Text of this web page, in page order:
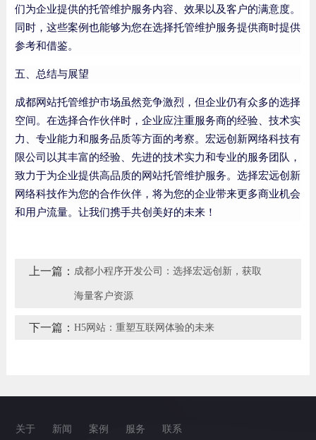
们为企业提供的托管维护服务内容、效果以及客户的满意度。
同时，这些案例也能够为您在选择托管维护服务提供商时提供
参考和借鉴。
五、总结与展望
成都网站托管维护市场虽然竞争激烈，但企业仍有众多的选择
空间。在选择合作伙伴时，企业应注重服务商的经验、技术实
力、专业能力和服务品质等方面的考察。宏远创新网络科技有
限公司以其丰富的经验、先进的技术实力和专业的服务团队，
致力于为企业提供高品质的网站托管维护服务。选择宏远创新
网络科技作为您的合作伙伴，将为您的企业带来更多商业机会
和用户流量。让我们携手共创美好的未来！
上一篇： 成都小程序开发公司：选择宏远创新，获取
海量客户资源
下一篇： H5网站：重塑互联网体验的未来
关于 新闻 案例 服务 联系